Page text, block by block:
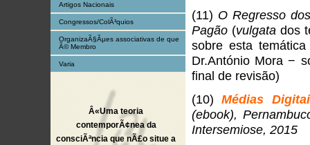
Artigos Nacionais
Congressos/ColÃ³quios
OrganizaÃ§Ãµes associativas de que
Ã© Membro
Varia
Â«Uma teoria
contemporÃ¢nea da
consciÃªncia que nÃ£o situe a
(11) O Regresso
Pagão(vulgata dos
sobre esta
Dr.António Mora −
final de revisão)
(10)Médias
(ebook),
Intersemiose, 2015